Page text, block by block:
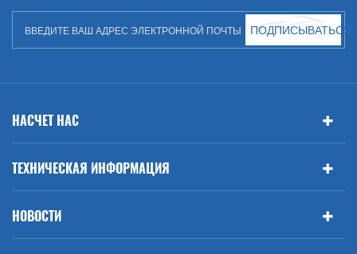
ПОДПИСЫВАТЬСЯ
НАСЧЕТ НАС
ТЕХНИЧЕСКАЯ ИНФОРМАЦИЯ
НОВОСТИ